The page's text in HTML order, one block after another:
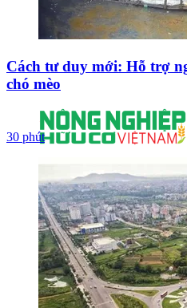
Cách tư duy mới: Hỗ trợ
chó mèo
30 phút